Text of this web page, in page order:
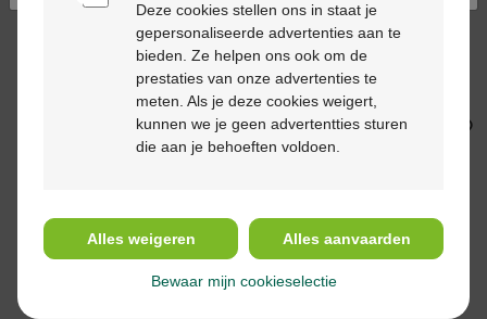
€ 15,91
B Braun Mini-plasco
NaCl 0,9% 20x20ml
€ 10,31
B Braun Mini plasco
water injectie 20x10ml
Deze cookies stellen ons in staat je
gepersonaliseerde advertenties aan te
bieden. Ze helpen ons ook om de
prestaties van onze advertenties te
meten. Als je deze cookies weigert,
kunnen we je geen advertentties sturen
die aan je behoeften voldoen.
Alles weigeren Alles aanvaarden
Bewaar mijn cookieselectie